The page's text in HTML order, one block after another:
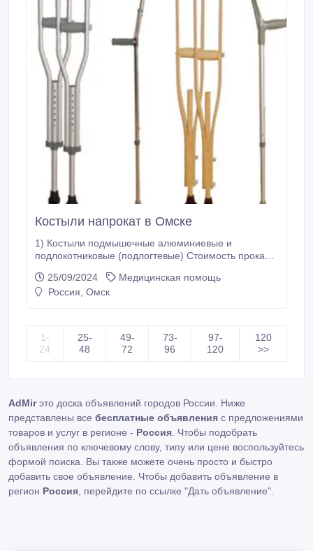
Костыли напрокат в Омске
1) Костыли подмышечные алюминиевые и
подлокотниковые (подлогтевые) Стоимость проката
сутки, 3-ий месяц 8 рублей/сутки, 4-ий месяц 7
рублей/сутки, 5-ий месяц 7 рублей/сутки, 6-ий месяц
рублей/сутки, 3-ий месяц 8 рублей/сутки, 4-ий месяц
5 рублей/сутки, 5-ий месяц 5 рублей/сутки, 6-ий
25/09/2024
Медицинская помощь
Россия, Омск
1-
24
25-
48
49-
72
73-
96
97-
120
120
>>
AdMirэто доска объявлений городов России. Ниже
представлены все бесплатные объявления с предложениями
товаров и услуг в регионе - Россия . Чтобы подобрать
объявления по ключевому слову, типу или цене воспользуйтесь
формой поиска. Вы также можете очень просто и быстро
добавить свое объявление. Чтобы добавить объявление в
регион Россия , перейдите по ссылке "Дать объявление"